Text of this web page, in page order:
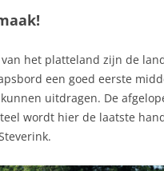
het platteland zijn de
een goed eerste
uitdragen. De
wordt hier de laatste